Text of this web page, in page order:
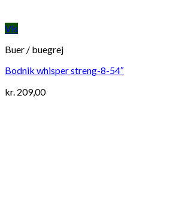
Vis
Buer / buegrej
Bodnik whisper streng-8-54″
kr. 209,00